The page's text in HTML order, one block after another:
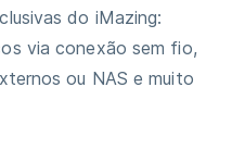
do iMazing:
via conexão sem fio,
ou NAS e muito